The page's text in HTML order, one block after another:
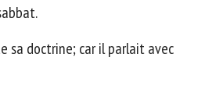
sa doctrine; car il parlait avec